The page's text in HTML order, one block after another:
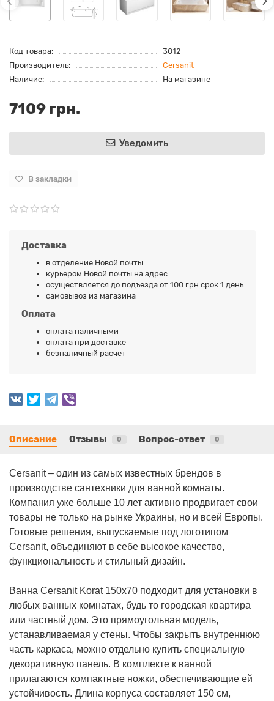
Код товара:
3012
Производитель:
Cersanit
Наличие:
На магазине
7109 грн.
Уведомить
В закладки
Доставка
в отделение Новой почты
курьером Новой почты на адрес
осуществляется до подъезда от 100 грн срок 1 день
самовывоз из магазина
Оплата
оплата наличными
оплата при доставке
безналичный расчет
Описание Отзывы 0 Вопрос-ответ 0
Cersanit – один из самых известных брендов в
производстве сантехники для ванной комнаты.
Компания уже больше 10 лет активно продвигает свои
товары не только на рынке Украины, но и всей Европы.
Готовые решения, выпускаемые под логотипом
Cersanit, объединяют в себе высокое качество,
функциональность и стильный дизайн.
Ванна Cersanit Korat 150x70 подходит для установки в
любых ванных комнатах, будь то городская квартира
или частный дом. Это прямоугольная модель,
устанавливаемая у стены. Чтобы закрыть внутреннюю
часть каркаса, можно отдельно купить специальную
декоративную панель. В комплекте к ванной
прилагаются компактные ножки, обеспечивающие ей
устойчивость. Длина корпуса составляет 150 см,